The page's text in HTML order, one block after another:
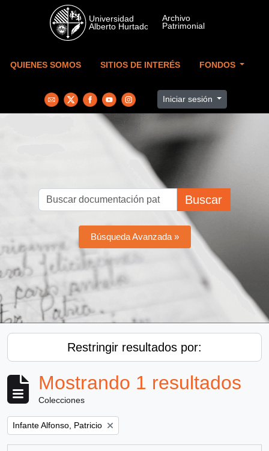
Skip to main content
QUIENES SOMOS SITIOS DE INTERÉS FONDOS
Iniciar sesión
Buscar
Búsqueda Avanzada »
Restringir resultados por:
Mostrando 1 resultados
Colecciones
Remove filter:
Infante Alfonso, Patricio